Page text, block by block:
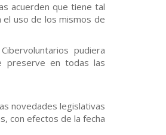
acuerden que tiene tal
uso de los mismos de
pudiera
preserve en todas las
novedades legislativas
con efectos de la fecha